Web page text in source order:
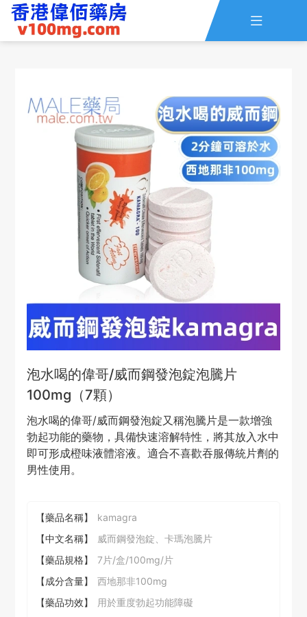

資訊 線上留言
全部藥品
泡水喝的偉哥/威而鋼發泡錠泡騰片
100mg（7顆）
泡水喝的偉哥/威而鋼發泡錠又稱泡騰片是一款增強
勃起功能的藥物，具備快速溶解特性，將其放入水中
即可形成橙味液體溶液。適合不喜歡吞服傳統片劑的
男性使用。
【藥品名稱】
kamagra
【中文名稱】
威而鋼發泡錠、卡瑪泡騰片
【藥品規格】
7片/盒/100mg/片
【成分含量】
西地那非100mg
【藥品功效】
用於重度勃起功能障礙